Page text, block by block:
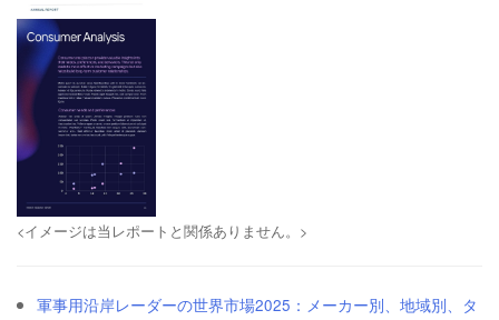
<イメージは当レポートと関係ありません。>
軍事用沿岸レーダーの世界市場2025：メーカー別、地域別、タ